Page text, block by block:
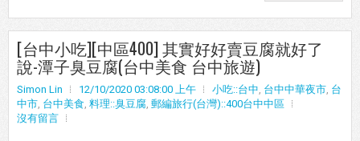
[台中小吃][中區400] 其實好好賣豆腐就好了
說-潭子臭豆腐(台中美食 台中旅遊)
Simon Lin 12/10/2020 03:08:00 上午 小吃::台中, 台中中華夜市, 台
中市, 台中美食, 料理::臭豆腐, 郵編旅行(台灣)::400台中中區
沒有留言